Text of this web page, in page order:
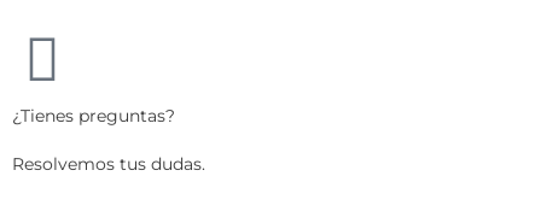
¿Tienes preguntas?
Resolvemos tus dudas.